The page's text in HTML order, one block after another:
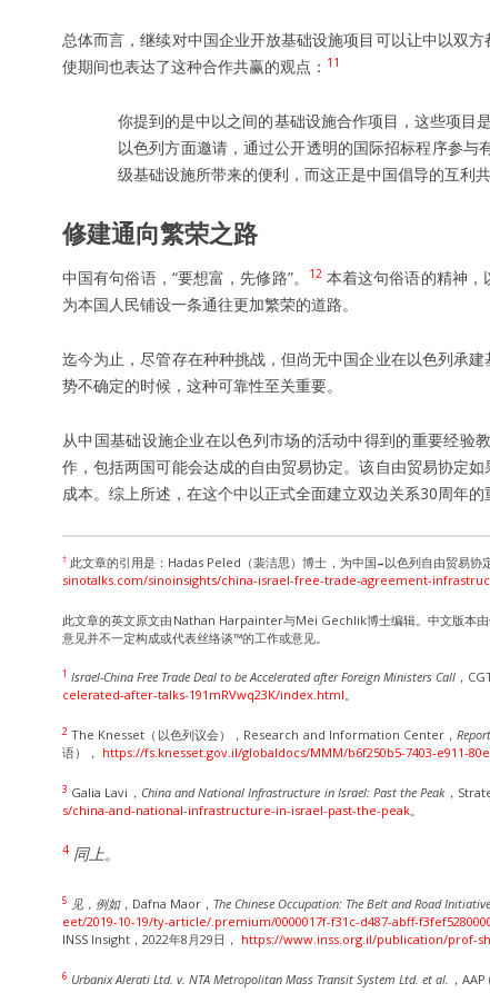
总体而言，继续对中国企业开放基础设施项目可以让中以双
使期间也表达了这种合作共赢的观点： 11
你提到的是中以之间的基础设施合作项目，这些项目
以色列方面邀请，通过公开透明的国际招标程序参
级基础设施所带来的便利，而这正是中国倡导的互利共
修建通向繁荣之路
中国有句俗语，“要想富，先修路”。 12本着这句俗语的精神，
为本国人民铺设一条通往更加繁荣的道路。
迄今为止，尽管存在种种挑战，但尚无中国企业在以色列承
势不确定的时候，这种可靠性至关重要。
从中国基础设施企业在以色列市场的活动中得到的重要经验
作，包括两国可能会达成的自由贸易协定。该自由贸易协定
成本。综上所述，在这个中以正式全面建立双边关系30周年的
† 此文章的引用是：Hadas Peled（裴洁思）博士，为中国–以色列自由贸易协
sinotalks.com/sinoinsights/china-israel-free-trade-agreement-
此文章的英文原文由Nathan Harpainter与Mei Gechlik博士编辑。中文版本
意见并不一定构成或代表丝络谈™的工作或意见。
1 Israel-China Free Trade Deal to be Accelerated after Foreign Ministers Call ，
celerated-after-talks-191mRVwq23K/index.html。
2 The Knesset（以色列议会），Research and Information Center，
语）， https://fs.knesset.gov.il/globaldocs/MMM/b6f250b5-7403-e911-
3 Galia Lavi， China and National Infrastructure in Israel: Past the Peak，
s/china-and-national-infrastructure-in-israel-past-the-peak
4 同上。
5 见，例如，Dafna Maor， The Chinese Occupation: The Belt and Road
eet/2019-10-19/ty-article/.premium/0000017f-f31c-d487-abff-
INSS Insight，2022年8月29日， https://www.inss.org.il/publication/prof-
6 Urbanix Alerati Ltd. v. NTA Metropolitan Mass Transit System Ltd. et al. ，